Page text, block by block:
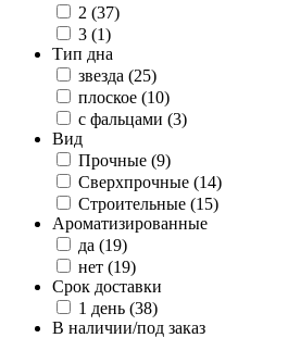
2 (37)
3 (1)
Тип дна
звезда (25)
плоское (10)
с фальцами (3)
Вид
Прочные (9)
Сверхпрочные (14)
Строительные (15)
Ароматизированные
да (19)
нет (19)
Срок доставки
1 день (38)
В наличии/под заказ